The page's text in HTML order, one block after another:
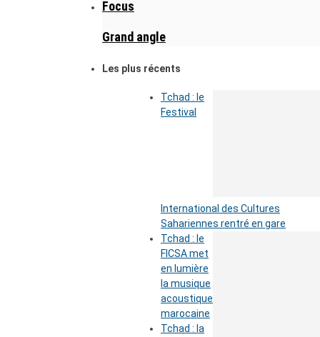
Focus
Grand angle
Les plus récents
Tchad : le
Festival
International des Cultures
Sahariennes rentré en gare
Tchad : le
FICSA met
en lumière
la musique
acoustique
marocaine
Tchad : la